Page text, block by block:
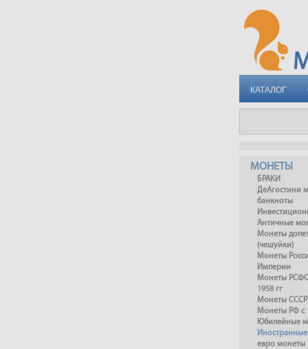
КАТАЛОГ
МОНЕТЫ
БРАКИ
ДеАгостини
банкноты
Античные
Монеты
(чешуйки)
Монеты
Империи
Монеты
1958 гг
Монеты СССР
Монеты РФ с
Юбилейные
евро монеты